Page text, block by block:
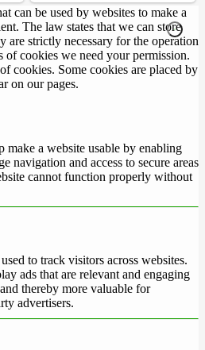
can be used by websites to make a
The law states that we can store
are strictly necessary for the operation
of cookies we need your permission.
cookies. Some cookies are placed by
on our pages.
make a website usable by enabling
navigation and access to secure areas
cannot function properly without
to track visitors across websites.
ads that are relevant and engaging
thereby more valuable for
advertisers.